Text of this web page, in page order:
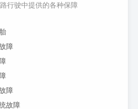
行驶中提供的各种保障
障
障
故障